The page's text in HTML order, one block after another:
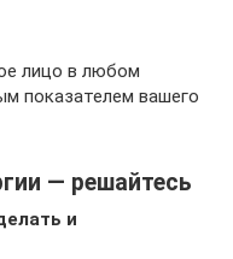
лицо в любом
показателем вашего
— решайтесь
и